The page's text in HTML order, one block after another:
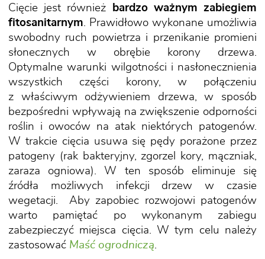
Cięcie jest również
bardzo ważnym zabiegiem
fitosanitarnym. Prawidłowo wykonane umożliwia
swobodny ruch powietrza i przenikanie promieni
słonecznych w obrębie korony drzewa.
Optymalne warunki wilgotności i nasłonecznienia
wszystkich części korony, w połączeniu
z właściwym odżywieniem drzewa, w sposób
bezpośredni wpływają na zwiększenie odporności
roślin i owoców na atak niektórych patogenów.
W trakcie cięcia usuwa się pędy porażone przez
patogeny (rak bakteryjny, zgorzel kory, mączniak,
zaraza ogniowa). W ten sposób eliminuje się
źródła możliwych infekcji drzew w czasie
wegetacji. Aby zapobiec rozwojowi patogenów
warto pamiętać po wykonanym zabiegu
zabezpieczyć miejsca cięcia. W tym celu należy
zastosować Maść ogrodniczą.